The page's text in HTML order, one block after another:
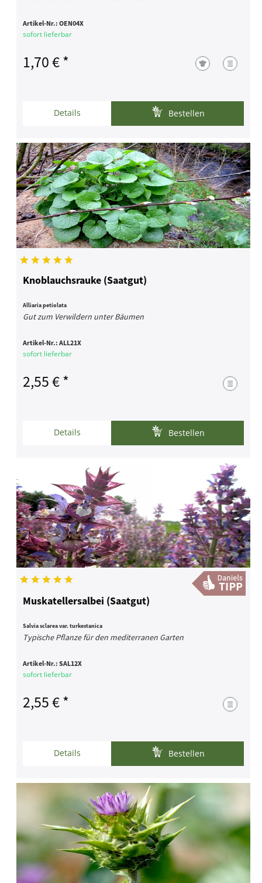
Artikel-Nr.:OEN04X
sofort lieferbar
1,70 € *
Details Bestellen
Knoblauchsrauke (Saatgut)
Alliaria petiolata
Gut zum Verwildern unter Bäumen
Artikel-Nr.:ALL21X
sofort lieferbar
2,55 € *
Details Bestellen
Muskatellersalbei (Saatgut)
Salvia sclarea var. turkestanica
Typische Pflanze für den mediterranen Garten
Artikel-Nr.:SAL12X
sofort lieferbar
2,55 € *
Details Bestellen